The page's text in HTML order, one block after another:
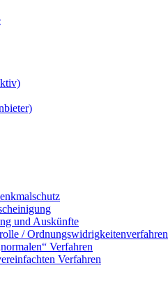
und Auskünfte
/ Ordnungswidrigkeitenverfahren
Verfahren
Verfahren